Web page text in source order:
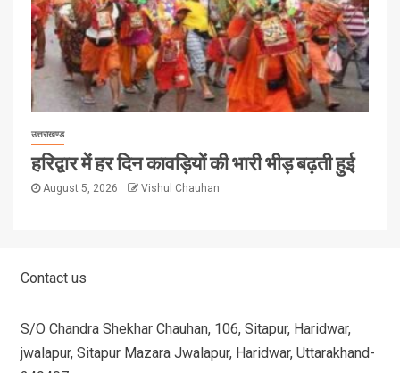
उत्तराखण्ड
हरिद्वार में हर दिन कावड़ियों की भारी भीड़ बढ़ती हुई
August 5, 2026 Vishul Chauhan
Contact us
S/O Chandra Shekhar Chauhan, 106, Sitapur, Haridwar,
jwalapur, Sitapur Mazara Jwalapur, Haridwar, Uttarakhand-